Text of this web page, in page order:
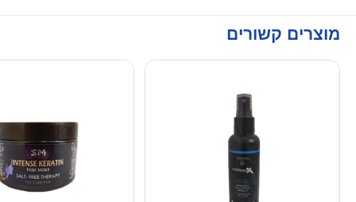
מוצרים קשורים